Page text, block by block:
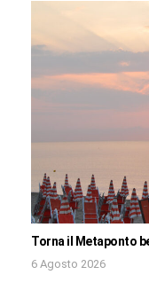
Torna il Metaponto
6 Agosto 2026